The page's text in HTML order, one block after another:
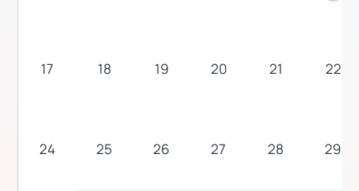
17 18 19 20 21 22
24 25 26 27 28 29